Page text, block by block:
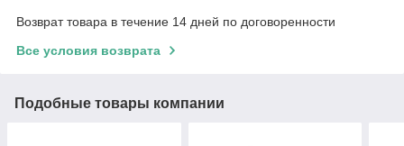
Возврат товара в течение 14 дней по договоренности
Все условия возврата
Подобные товары компании